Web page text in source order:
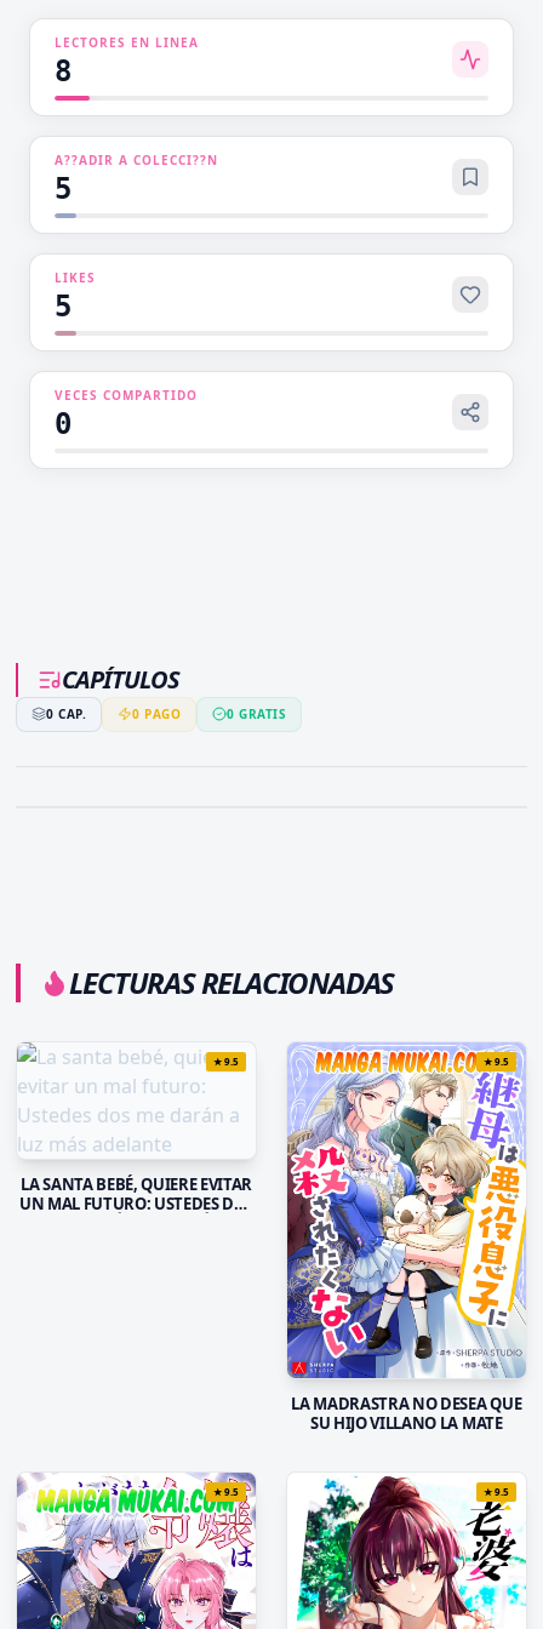
eso terminó siendo vendida…Con sus
sentimientos cruzados y malentendidos, el
destino de estos dos comienza a moverse.
LECTORES EN LINEA
8
A??ADIR A COLECCI??N
5
LIKES
5
VECES COMPARTIDO
0
CAPÍTULOS
0 CAP. 0 PAGO 0 GRATIS
LECTURAS RELACIONADAS
★9.5
LA SANTA BEBÉ, QUIERE EVITAR
UN MAL FUTURO: USTEDES DOS
★9.5
LA MADRASTRA NO DESEA QUE
SU HIJO VILLANO LA MATE
★9.5 ★9.5